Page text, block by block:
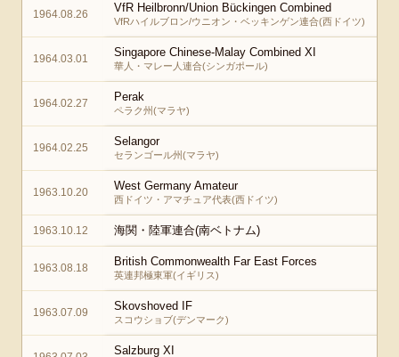
1964.08.26 VfR Heilbronn/Union Bückingen Combined
VfRハイルブロン/ウニオン・ベッキンゲン連合(西ドイツ)
1964.03.01 Singapore Chinese-Malay Combined XI
華人・マレー人連合(シンガポール)
1964.02.27 Perak
ペラク州(マラヤ)
1964.02.25 Selangor
セランゴール州(マラヤ)
1963.10.20 West Germany Amateur
西ドイツ・アマチュア代表(西ドイツ)
1963.10.12 海関・陸軍連合(南ベトナム)
1963.08.18 British Commonwealth Far East Forces
英連邦極東軍(イギリス)
1963.07.09 Skovshoved IF
スコウショブ(デンマーク)
Salzburg XI